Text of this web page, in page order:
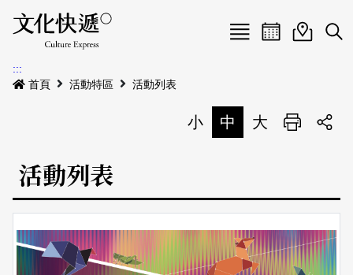
Menu
最新公告
本期專題
歷史專題
活動特區
活動列表
活動日曆
關於我們
常見問答
活動日曆活動地圖
展
:::
首頁
活動特區 活動列表
小 中 大 列印
活動列表